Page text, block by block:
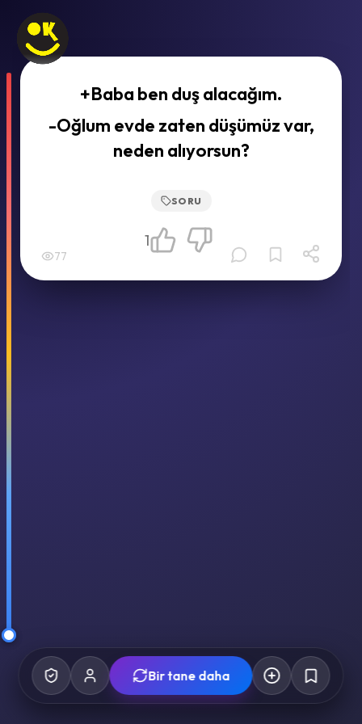
+Baba ben duş alacağım.
-Oğlum evde zaten düşümüz var,
neden alıyorsun?
SORU
77
1
Bir tane daha